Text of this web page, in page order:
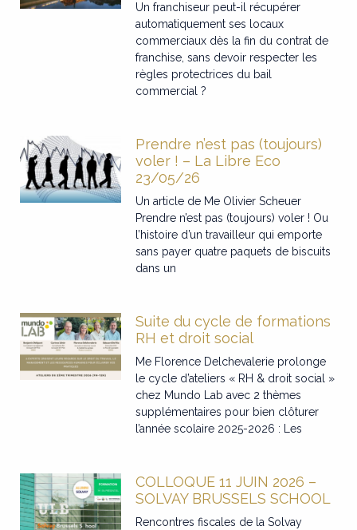
Un franchiseur peut-il récupérer
automatiquement ses locaux
commerciaux dès la fin du contrat de
franchise, sans devoir respecter les
règles protectrices du bail
commercial ?
Prendre n’est pas (toujours)
voler ! – La Libre Eco
23/05/26
Un article de Me Olivier Scheuer
Prendre n’est pas (toujours) voler ! Ou
l’histoire d’un travailleur qui emporte
sans payer quatre paquets de biscuits
dans un
Suite du cycle de formations
RH et droit social
Me Florence Delchevalerie prolonge
le cycle d’ateliers « RH & droit social »
chez Mundo Lab avec 2 thèmes
supplémentaires pour bien clôturer
l’année scolaire 2025-2026 : Les
COLLOQUE 11 JUIN 2026 –
SOLVAY BRUSSELS SCHOOL
Rencontres fiscales de la Solvay